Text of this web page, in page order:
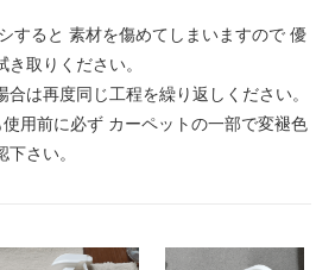
すると 素材を傷めてしまいますので 優
取りください。
は再度同じ工程を繰り返しください。
用前に必ず カーペットの一部で変褪色
さい。